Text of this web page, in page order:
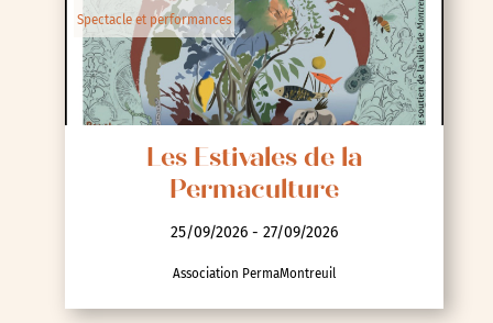
Spectacle et performances
Les Estivales de la
Permaculture
25/09/2026 - 27/09/2026
Association PermaMontreuil